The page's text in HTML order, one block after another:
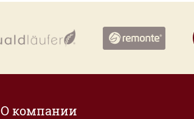
О компании